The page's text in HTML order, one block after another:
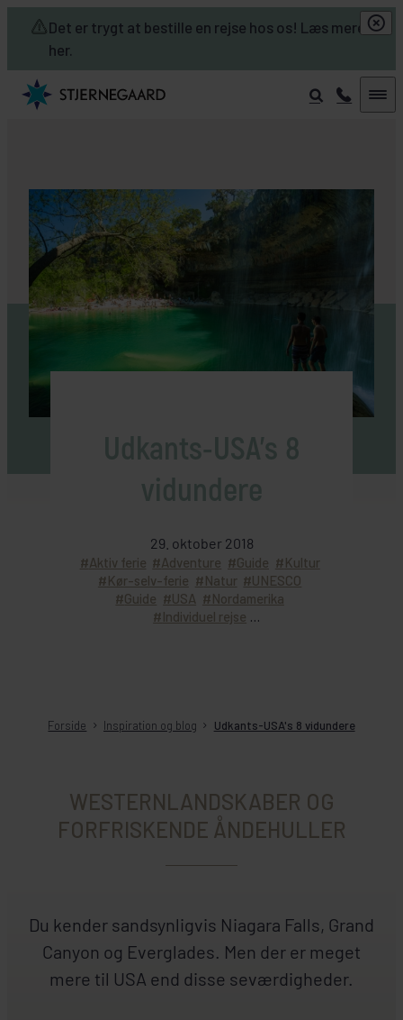
Det er trygt at bestille en rejse hos os! Læs mere
her.
Skip to main content
Udkants-USA's 8
vidundere
29. oktober 2018
Aktiv ferie Adventure Guide
Kultur
Kør-selv-ferie
Natur
UNESCO
Guide
USA
Nordamerika
Individuel rejse
Forside Inspiration og blog Udkants-USA's 8 vidundere
WESTERNLANDSKABER OG
FORFRISKENDE ÅNDEHULLER
Du kender sandsynligvis Niagara Falls, Grand
Canyon og Everglades. Men der er meget
mere til USA end disse seværdigheder.